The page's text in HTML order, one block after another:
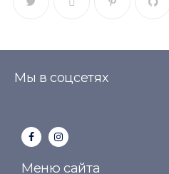
Мы в соцсетях
Меню сайта